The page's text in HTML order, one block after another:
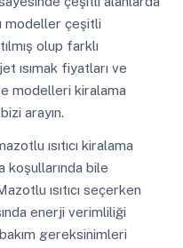
modeller çeşitli
olup farklı
ısımak fiyatları ve
modelleri kiralama
arayın.
ısıtıcı kiralama
koşullarında bile
ısıtıcı seçerken
enerji verimliliği
gereksinimleri